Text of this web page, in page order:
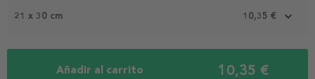
21 x 30 cm 10,35 €
Añadir al carrito 10,35 €